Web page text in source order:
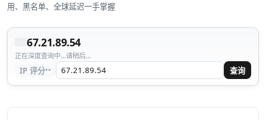
用、黑名单、全球延迟一手掌握
67.21.89.54
正在深度查询中...请稍后...
IP 评分·· 查询